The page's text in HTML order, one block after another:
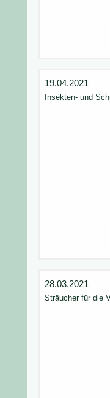
19.04.2021
Insekten- und
28.03.2021
Sträucher für die